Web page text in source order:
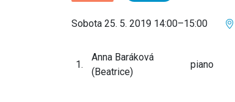
Sobota 25. 5. 2019 14:00–15:00
1.
Anna Baráková
(Beatrice)
piano